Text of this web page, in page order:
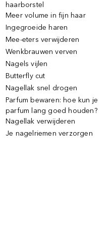
haarborstel
Meer volume in fijn haar
Ingegroeide haren
Mee-eters verwijderen
Wenkbrauwen verven
Nagels vijlen
Butterfly cut
Nagellak snel drogen
Parfum bewaren: hoe kun je
parfum lang goed houden?
Nagellak verwijderen
Je nagelriemen verzorgen